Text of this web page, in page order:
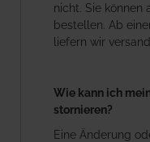
nicht. Sie können
bestellen. Ab
liefern wir
Wie kann ich
stornieren?
Eine Änderung